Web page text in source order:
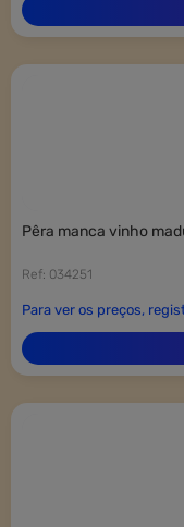
pêra manca vinho
Ref: 034251
Para ver os preços,